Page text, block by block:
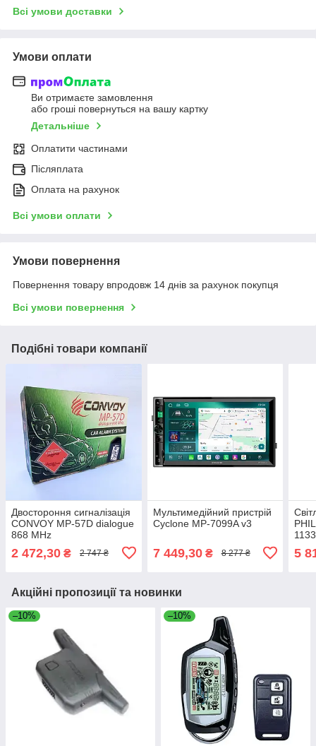
Всі умови доставки
Умови оплати
Ви отримаєте замовлення
або гроші повернуться на вашу картку
Детальніше
Оплатити частинами
Післяплата
Оплата на рахунок
Всі умови оплати
Умови повернення
Повернення товару впродовж 14 днів за рахунок покупця
Всі умови повернення
Подібні товари компанії
Двостороння сигналізація
CONVOY MP-57D dialogue
868 MHz
2 472,30 ₴ 2 747 ₴
Мультимедійний пристрій
Cyclone MP-7099A v3
7 449,30₴ 8 277 ₴
12/
5
Акційні пропозиції та новинки
–10% –10%